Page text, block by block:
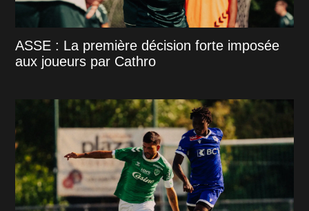
ASSE : La première décision forte imposée
aux joueurs par Cathro